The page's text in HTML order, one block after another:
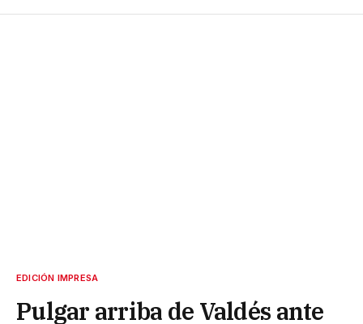
EDICIÓN IMPRESA
Pulgar arriba de Valdés ante